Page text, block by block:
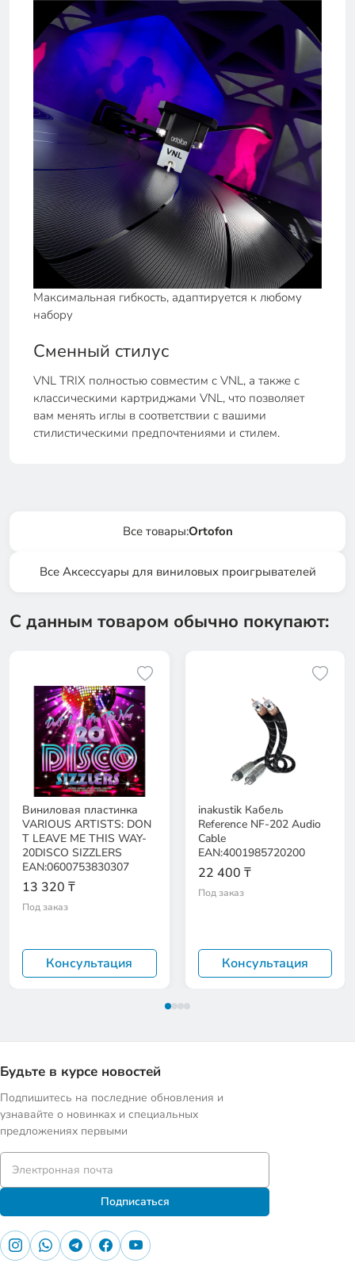
Максимальная гибкость, адаптируется к любому
набору
Сменный стилус
VNL TRIX полностью совместим с VNL, а также с
классическими картриджами VNL, что позволяет
вам менять иглы в соответствии с вашими
стилистическими предпочтениями и стилем.
Все товары:Ortofon
Все Аксессуары для виниловых проигрывателей
С данным товаром обычно покупают:
Виниловая пластинка
VARIOUS ARTISTS: DON
T LEAVE ME THIS WAY-
20DISCO SIZZLERS
EAN:0600753830307
13 320 ₸
Под заказ
Консультация
inakustik Кабель
Reference NF-202 Audio
Cable
EAN:4001985720200
22 400 ₸
Под заказ
Консультация
Будьте в курсе новостей
Подпишитесь на последние обновления и
узнавайте о новинках и специальных
предложениях первыми
Подписаться